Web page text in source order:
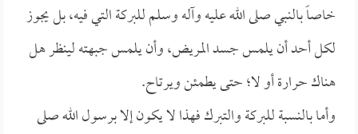
خاصاً بالنبي صلى الله عليه وآله وسلم للبركة التي فيه، بل يجوز
لكل أحد أن يلمس جسد المريض، وأن يلمس جبهته لينظر هل
هناك حرارة أو لا؛ حتى يطمئن ويرتاح.
وأما بالنسبة للبركة والتبرك فهذا لا يكون إلا برسول الله صلى